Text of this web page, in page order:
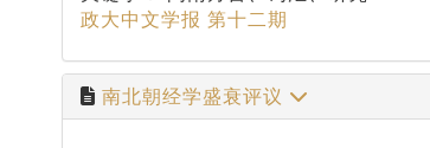
政大中文学报 第十二期
南北朝经学盛衰评议